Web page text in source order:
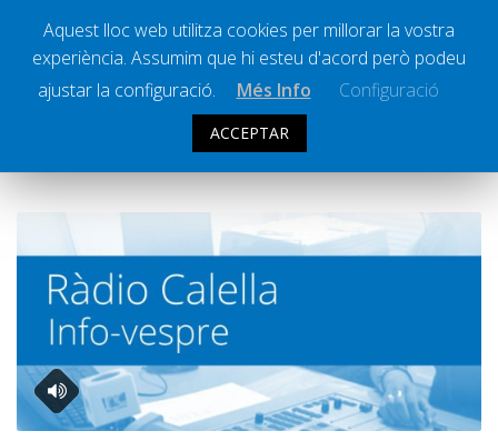
Successos
Esports
La Banqueta
Transmissions Esportives
Pòdcasts
Ràdio Calella Televisió
ARXIU DIARI: 19 ABRIL 2018
Aquest lloc web utilitza cookies per millorar la vostra
experiència. Assumim que hi esteu d'acord però podeu
ajustar la configuració.
Més Info Configuració
ACCEPTAR